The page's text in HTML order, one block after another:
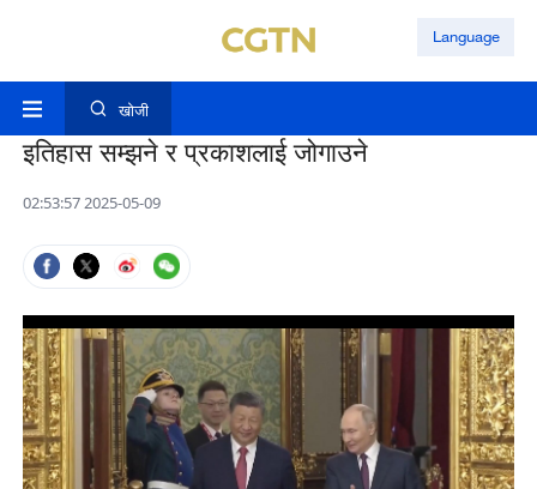
Language
खोजी
इतिहास सम्झने र प्रकाशलाई जोगाउने
02:53:57 2025-05-09